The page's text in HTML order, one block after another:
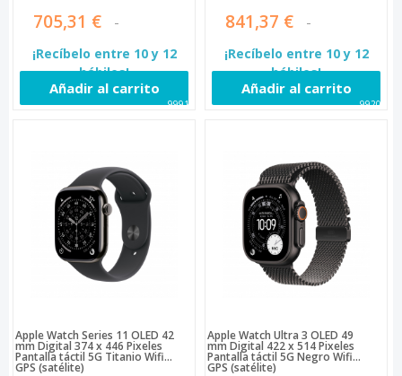
705,31 €
¡Recíbelo entre 10 y 12
hábiles!
Añadir al carrito
99919
841,37 €
¡Recíbelo entre 10 y 12
hábiles!
Añadir al carrito
99200
Apple Watch Series 11 OLED 42
mm Digital 374 x 446 Pixeles
Pantalla táctil 5G Titanio Wifi
GPS (satélite)
Apple Watch Ultra 3 OLED 49
mm Digital 422 x 514 Pixeles
Pantalla táctil 5G Negro Wifi
GPS (satélite)